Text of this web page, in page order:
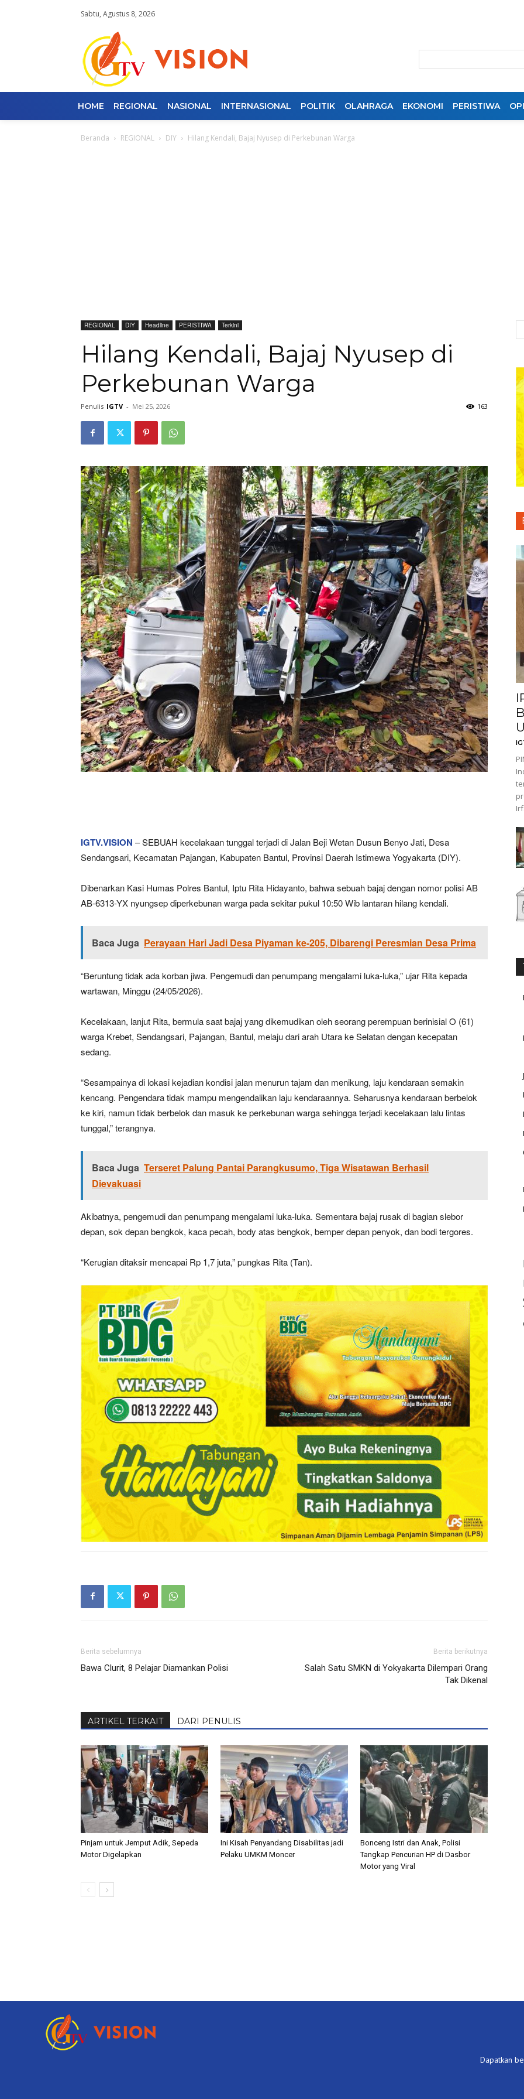
Sabtu, Agustus 8, 2026
HOME REGIONAL NASIONAL INTERNASIONAL POLITIK OLAHRAGA EKONOMI PERISTIWA
Beranda REGIONAL DIY Hilang Kendali, Bajaj Nyusep di Perkebunan Warga
REGIONAL DIY Headline PERISTIWA Terkini
Hilang Kendali, Bajaj Nyusep di
Perkebunan Warga
Penulis IGTV - Mei 25, 2026 163
IGTV.VISION – SEBUAH kecelakaan tunggal terjadi di Jalan Beji Wetan Dusun Benyo Jati, Desa
Sendangsari, Kecamatan Pajangan, Kabupaten Bantul, Provinsi Daerah Istimewa Yogyakarta (DIY).
Dibenarkan Kasi Humas Polres Bantul, Iptu Rita Hidayanto, bahwa sebuah bajaj dengan nomor polisi AB
AB-6313-YX nyungsep diperkebunan warga pada sekitar pukul 10:50 Wib lantaran hilang kendali.
Baca Juga Perayaan Hari Jadi Desa Piyaman ke-205, Dibarengi Peresmian Desa Prima
“Beruntung tidak ada korban jiwa. Pengemudi dan penumpang mengalami luka-luka,” ujar Rita kepada
wartawan, Minggu (24/05/2026).
Kecelakaan, lanjut Rita, bermula saat bajaj yang dikemudikan oleh seorang perempuan berinisial O (61)
warga Krebet, Sendangsari, Pajangan, Bantul, melaju dari arah Utara ke Selatan dengan kecepatan
sedang.
“Sesampainya di lokasi kejadian kondisi jalan menurun tajam dan menikung, laju kendaraan semakin
kencang. Pengendara tidak mampu mengendalikan laju kendaraannya. Seharusnya kendaraan berbelok
ke kiri, namun tidak berbelok dan masuk ke perkebunan warga sehingga terjadi kecelakaan lalu lintas
tunggal,” terangnya.
Baca Juga Terseret Palung Pantai Parangkusumo, Tiga Wisatawan Berhasil
Dievakuasi
Akibatnya, pengemudi dan penumpang mengalami luka-luka. Sementara bajaj rusak di bagian slebor
depan, sok depan bengkok, kaca pecah, body atas bengkok, bemper depan penyok, dan bodi tergores.
“Kerugian ditaksir mencapai Rp 1,7 juta,” pungkas Rita (Tan).
Berita sebelumnya
Bawa Clurit, 8 Pelajar Diamankan Polisi
Berita berikutnya
Salah Satu SMKN di Yokyakarta Dilempari Orang
Tak Dikenal
ARTIKEL TERKAIT DARI PENULIS
Pinjam untuk Jemput Adik, Sepeda
Motor Digelapkan
Ini Kisah Penyandang Disabilitas jadi
Pelaku UMKM Moncer
Bonceng Istri dan Anak, Polisi
Tangkap Pencurian HP di Dasbor
Motor yang Viral
Dapatkan